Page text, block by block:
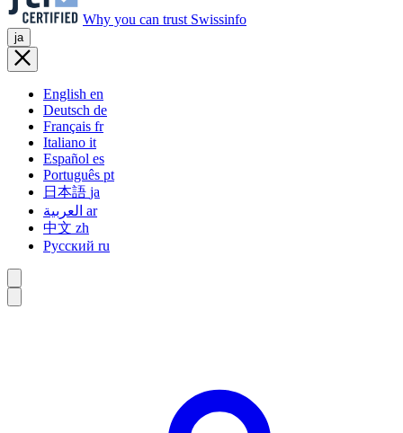
Why you can trust Swissinfo
ja
English en
Deutsch de
Français fr
Italiano it
Español es
Português pt
日本語 ja
ar
中文 zh
Русский ru